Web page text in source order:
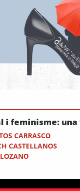
i feminisme:
CARRASCO
CASTELLANOS